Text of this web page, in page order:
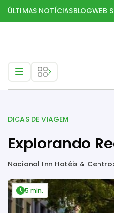
ÚLTIMAS NOTÍCIASBLOGWEB
DICAS DE VIAGEM
Explorando
Nacional Inn Hotéis &
5 min.